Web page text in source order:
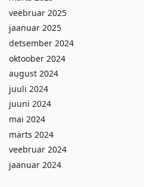
veebruar 2025
jaanuar 2025
detsember 2024
oktoober 2024
august 2024
juuli 2024
juuni 2024
mai 2024
märts 2024
veebruar 2024
jaanuar 2024